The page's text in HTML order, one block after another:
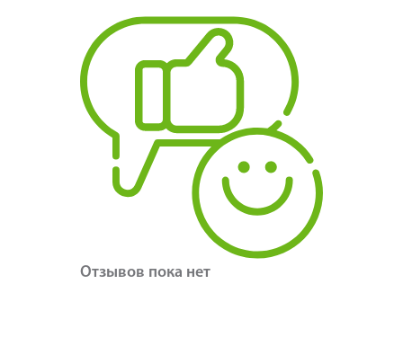
Отзывов пока нет